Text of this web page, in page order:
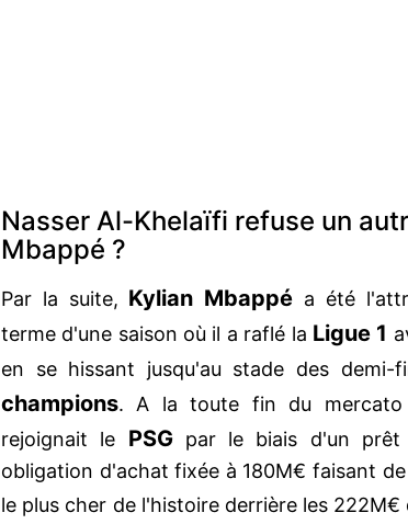
Nasser Al-Khelaïfi refuse un
Mbappé ?
Par la suite, Kylian Mbappé a été
terme d'une saison où il a raflé la Ligue 1
en se hissant jusqu'au stade des demi-
champions. A la toute fin du mercato
rejoignait le PSG par le biais d'un prêt
obligation d'achat fixée à 180M€ faisant
le plus cher de l'histoire derrière les 222M€